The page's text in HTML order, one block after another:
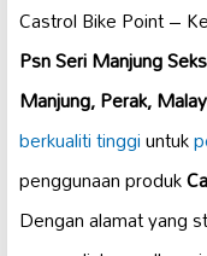
Castrol Bike Point –
Psn Seri Manjung
Manjung, Perak,
berkualiti tinggiuntuk
penggunaan produk
Dengan alamat yang